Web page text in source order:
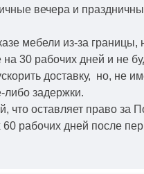
вечера и
мебели из-за
30 рабочих дней и не
доставку, но, не
либо задержки.
что оставляет право за
рабочих дней после